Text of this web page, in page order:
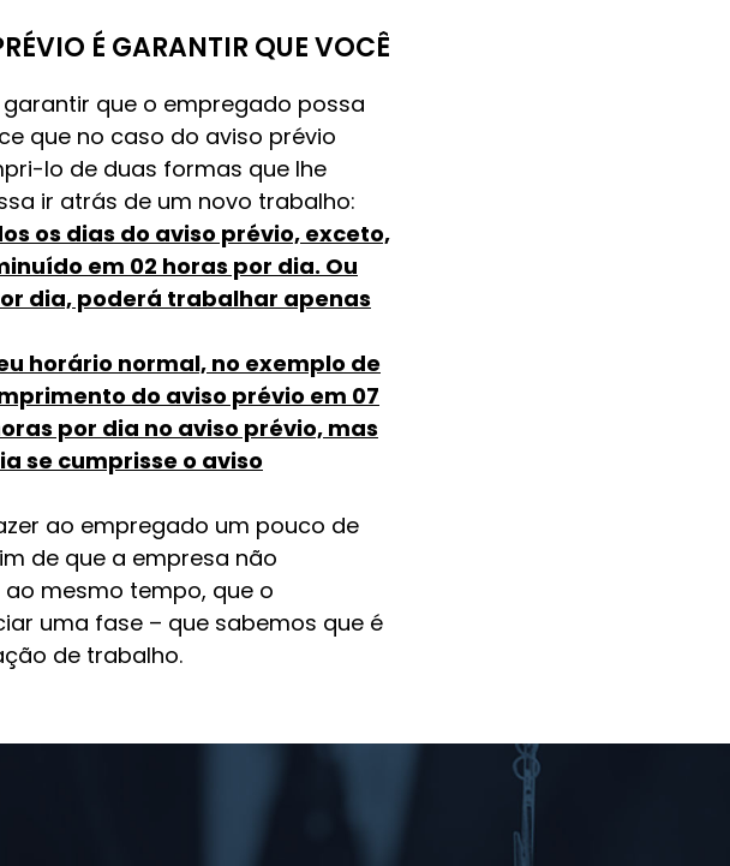
É GARANTIR QUE VOCÊ
que o empregado possa
que no caso do aviso prévio
lo de duas formas que lhe
ir atrás de um novo trabalho:
os dias do aviso prévio, exceto,
em 02 horas por dia. Ou
dia, poderá trabalhar apenas
horário normal, no exemplo de
do aviso prévio em 07
por dia no aviso prévio, mas
se cumprisse o aviso
ao empregado um pouco de
de que a empresa não
mesmo tempo, que o
uma fase – que sabemos que é
de trabalho.